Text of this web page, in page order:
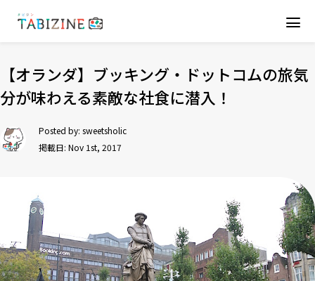
【オランダ】ブッキング・ドットコムの旅気
分が味わえる素敵な社食に潜入！
Posted by: sweetsholic
掲載日: Nov 1st, 2017